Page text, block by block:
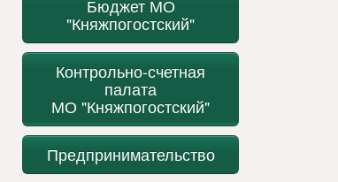
Бюджет МО
"Княжпогостский"
Контрольно-счетная
палата
МО "Княжпогостский"
Предпринимательство